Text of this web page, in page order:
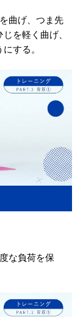
曲げ、つま先
を軽く曲げ、
する。
な負荷を保